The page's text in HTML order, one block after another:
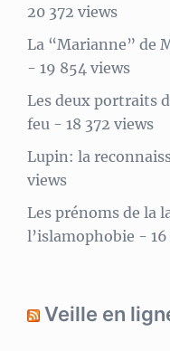
20 372 views
La “Marianne” de
- 19 854 views
Les deux portraits
feu - 18 372 views
Lupin: la
views
Les prénoms de la
l’islamophobie -
Veille en